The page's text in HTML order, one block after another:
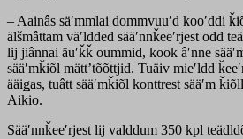
– Aainâs säʹmmlai dommvuuʹd kooʹddi
älšmâttam väʹldded sääʹnnǩeeʹrjest ođđ
lij jiânnai äuʹǩǩ oummid, kook âʹnne
sääʹmǩiõl mättʼtõõttjid. Tuäiv mieʹldd
ääiǥas, tuâtt sääʹmǩiõl konttrest sääʹm
Aikio.
Sääʹnnǩeeʹrjest lij valddum 350 kpl